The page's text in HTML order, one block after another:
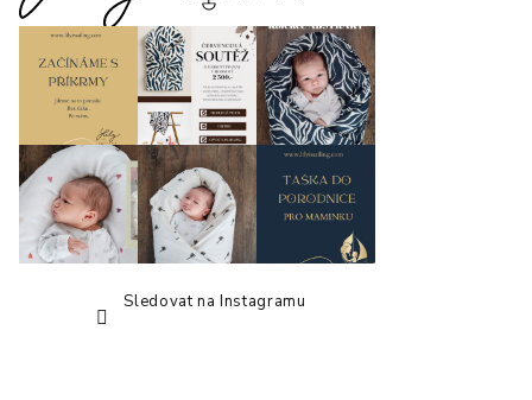
Sledovat na Instagramu